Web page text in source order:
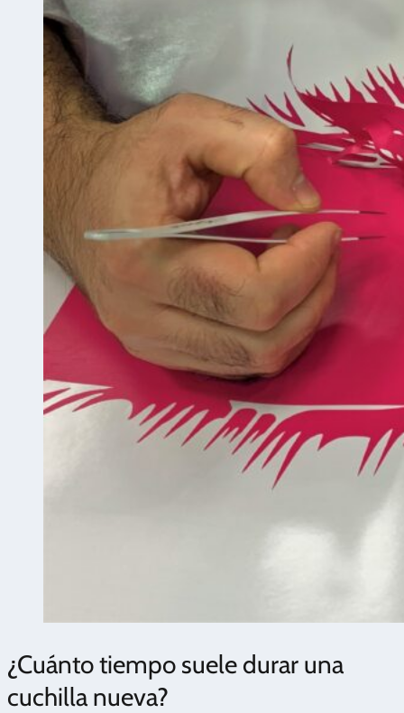
¿Cuánto tiempo suele durar una
cuchilla nueva?